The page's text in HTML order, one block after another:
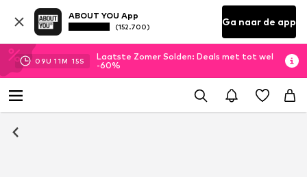
ABOUT YOU App
(152.700) Ga naar de app
09U 11M 14S
Laatste Zomer Solden: Deals met tot wel
-60%